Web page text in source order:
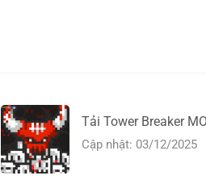
Tải Tower Breaker
Cập nhật: 03/12/2025